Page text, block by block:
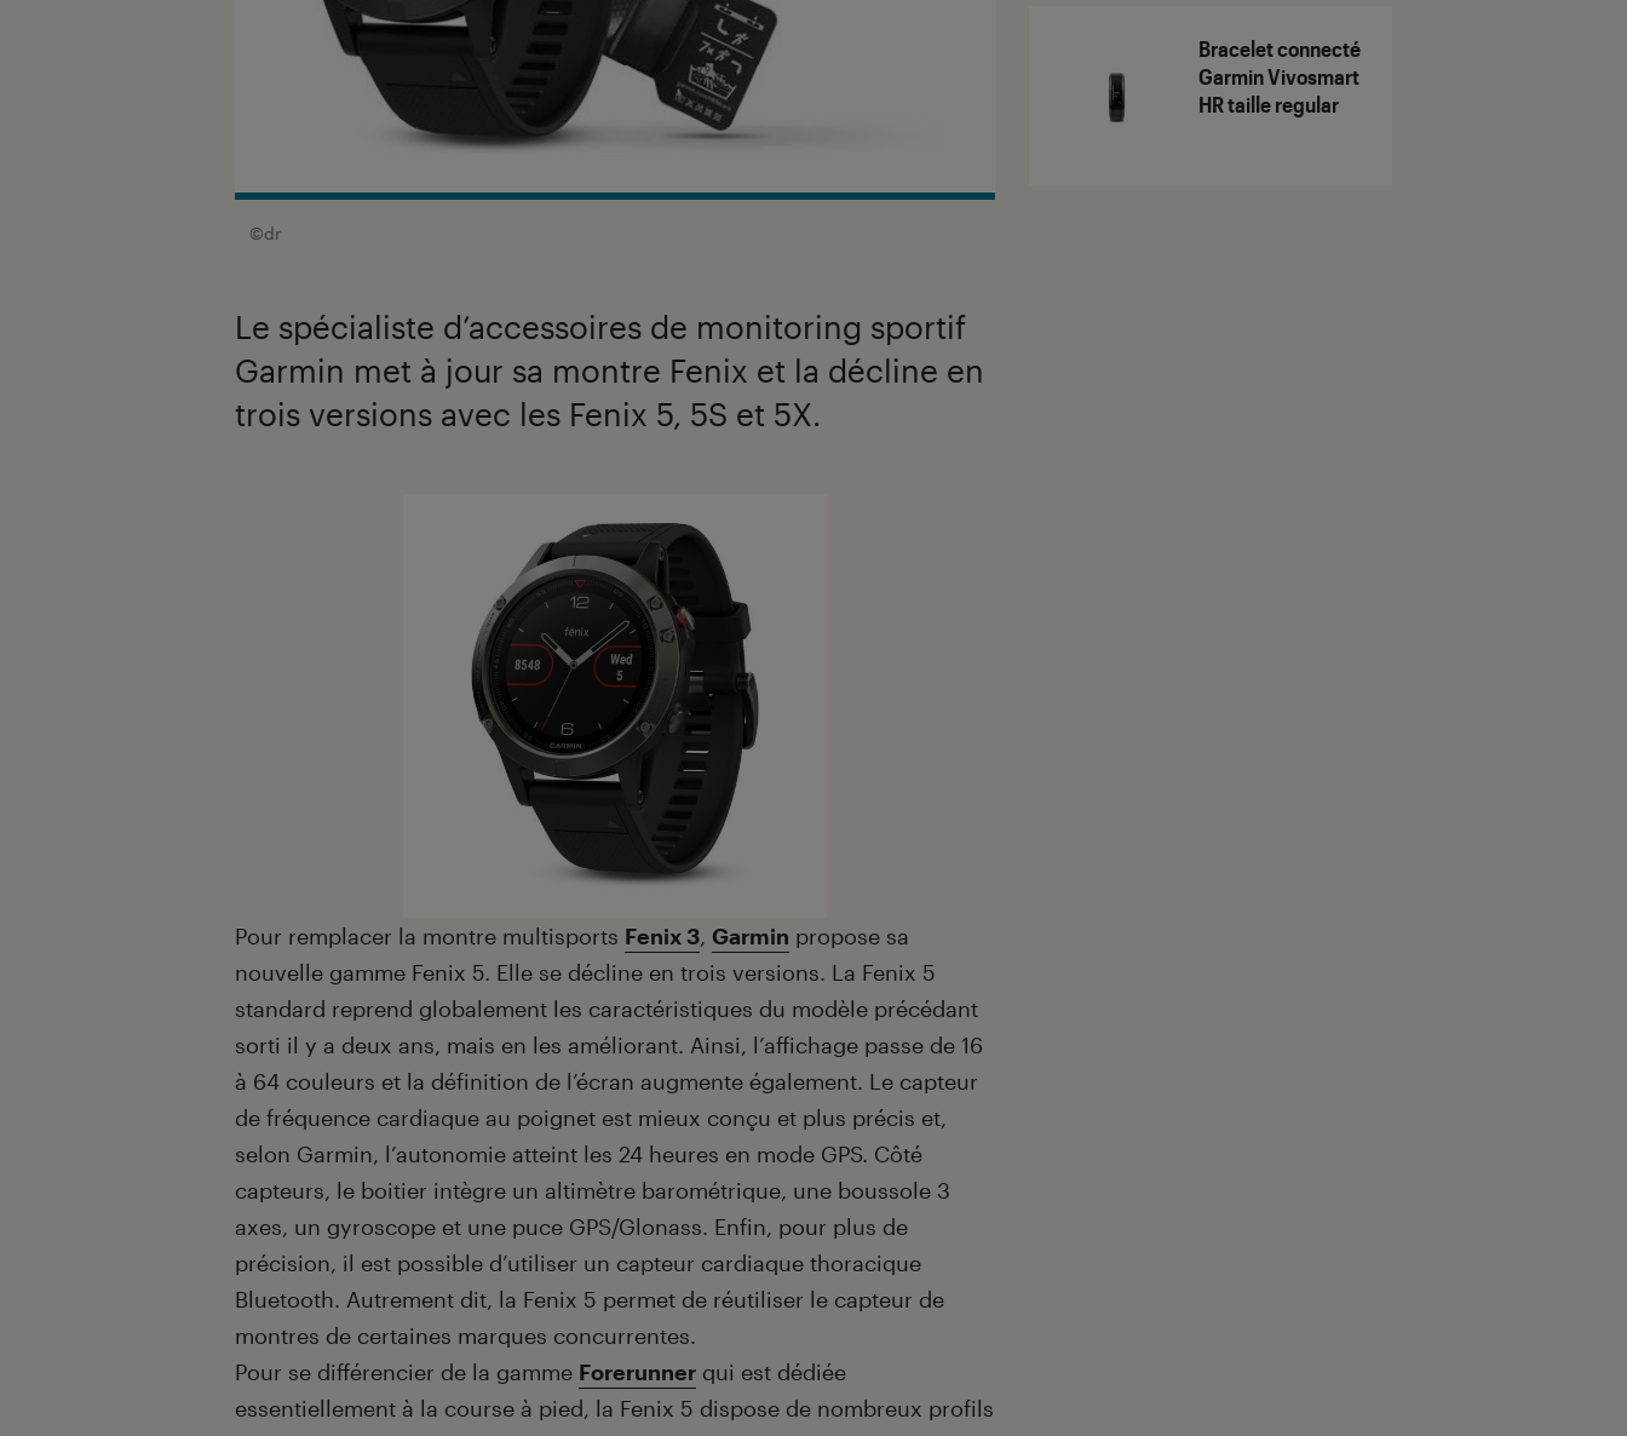
©dr
Le spécialiste d’accessoires de monitoring sportif
Garmin met à jour sa montre Fenix et la décline en
trois versions avec les Fenix 5, 5S et 5X.
Pour remplacer la montre multisports Fenix 3, Garmin propose sa
nouvelle gamme Fenix 5. Elle se décline en trois versions. La Fenix 5
standard reprend globalement les caractéristiques du modèle précédant
sorti il y a deux ans, mais en les améliorant. Ainsi, l’affichage passe de 16
à 64 couleurs et la définition de l’écran augmente également. Le capteur
de fréquence cardiaque au poignet est mieux conçu et plus précis et,
selon Garmin, l’autonomie atteint les 24 heures en mode GPS. Côté
capteurs, le boitier intègre un altimètre barométrique, une boussole 3
axes, un gyroscope et une puce GPS/Glonass. Enfin, pour plus de
précision, il est possible d’utiliser un capteur cardiaque thoracique
Bluetooth. Autrement dit, la Fenix 5 permet de réutiliser le capteur de
montres de certaines marques concurrentes.
Pour se différencier de la gamme Forerunner qui est dédiée
essentiellement à la course à pied, la Fenix 5 dispose de nombreux profils
Bracelet connecté
Garmin Vivosmart
HR taille regular